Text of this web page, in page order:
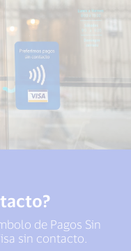
de Pagos Sin
sin contacto.